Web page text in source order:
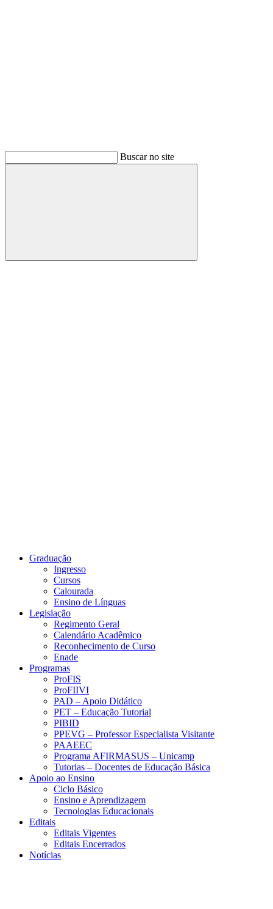
Buscar no site
Buscar
Graduação
Ingresso
Cursos
Calourada
Ensino de Línguas
Legislação
Regimento Geral
Calendário Acadêmico
Reconhecimento de Curso
Enade
Programas
ProFIS
ProFIIVI
PAD – Apoio Didático
PET – Educação Tutorial
PIBID
PPEVG – Professor Especialista Visitante
PAAEEC
Programa AFIRMASUS – Unicamp
Tutorias – Docentes de Educação Básica
Apoio ao Ensino
Ciclo Básico
Ensino e Aprendizagem
Tecnologias Educacionais
Editais
Editais Vigentes
Editais Encerrados
Notícias